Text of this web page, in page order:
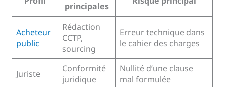
principales
Acheteur
public
Rédaction
CCTP,
sourcing
Erreur technique dans
le cahier des charges
Juriste
Conformité
juridique
Nullité d’une clause
mal formulée